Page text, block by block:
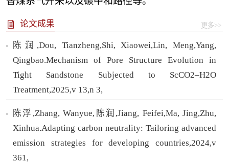
论文成果 更多>>
陈润,Dou, Tianzheng,Shi, Xiaowei,Lin, Meng,Yang,
Qingbao.Mechanism of Pore Structure Evolution in
Tight Sandstone Subjected to ScCO2–H2O
Treatment,2025,v 13,n 3,
陈浮,Zhang, Wanyue,陈润,Jiang, Feifei,Ma, Jing,Zhu,
Xinhua.Adapting carbon neutrality: Tailoring advanced
emission strategies for developing countries,2024,v
361,